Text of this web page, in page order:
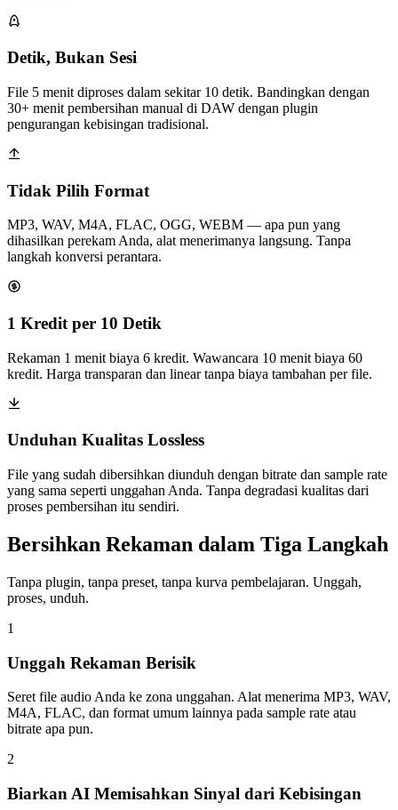
Detik, Bukan Sesi
File 5 menit diproses dalam sekitar 10 detik. Bandingkan dengan
30+ menit pembersihan manual di DAW dengan plugin
pengurangan kebisingan tradisional.
Tidak Pilih Format
MP3, WAV, M4A, FLAC, OGG, WEBM — apa pun yang
dihasilkan perekam Anda, alat menerimanya langsung. Tanpa
langkah konversi perantara.
1 Kredit per 10 Detik
Rekaman 1 menit biaya 6 kredit. Wawancara 10 menit biaya 60
kredit. Harga transparan dan linear tanpa biaya tambahan per file.
Unduhan Kualitas Lossless
File yang sudah dibersihkan diunduh dengan bitrate dan sample rate
yang sama seperti unggahan Anda. Tanpa degradasi kualitas dari
proses pembersihan itu sendiri.
Bersihkan Rekaman dalam Tiga Langkah
Tanpa plugin, tanpa preset, tanpa kurva pembelajaran. Unggah,
proses, unduh.
1
Unggah Rekaman Berisik
Seret file audio Anda ke zona unggahan. Alat menerima MP3, WAV,
M4A, FLAC, dan format umum lainnya pada sample rate atau
bitrate apa pun.
2
Biarkan AI Memisahkan Sinyal dari Kebisingan